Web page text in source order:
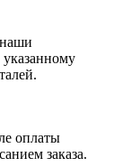
наши
указанному
оплаты
заказа.